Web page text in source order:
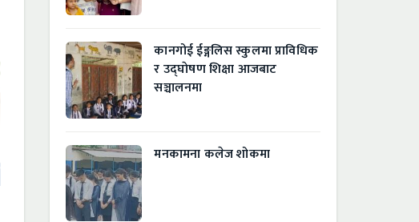
कानगोई ईङ्गलिस स्कुलमा प्राविधिक
र उद्घाेषण शिक्षा आजबाट
सञ्चालनमा
मनकामना कलेज शोकमा